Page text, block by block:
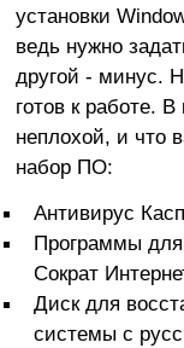
установки
ведь нужно
другой - минус.
готов к работе.
неплохой, и что
набор ПО:
Антивирус
Программы
Сократ
Диск для
системы с